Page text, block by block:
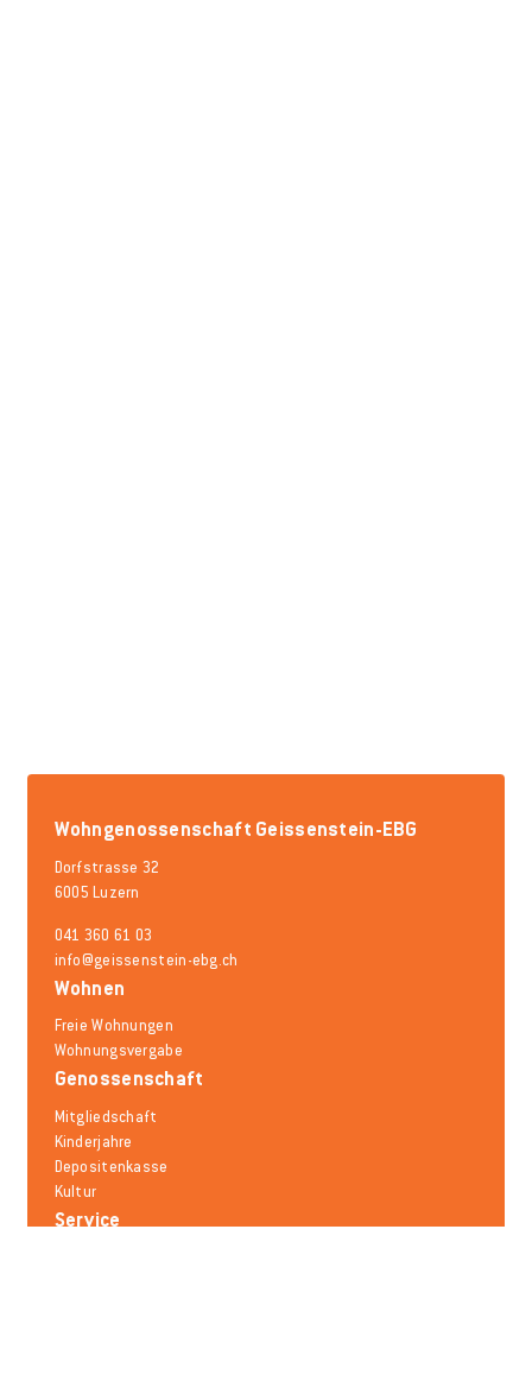
Wohngenossenschaft Geissenstein-EBG
Dorfstrasse 32
6005 Luzern
041 360 61 03
info@geissenstein-ebg.ch
Wohnen
Freie Wohnungen
Wohnungsvergabe
Genossenschaft
Mitgliedschaft
Kinderjahre
Depositenkasse
Kultur
Service